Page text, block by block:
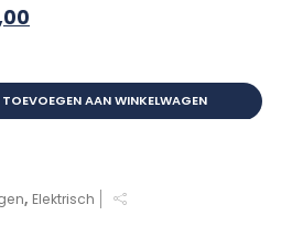
is:
€2.048,00.
TOEVOEGEN AAN WINKELWAGEN
, Elektrisch